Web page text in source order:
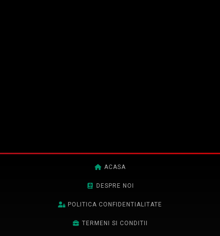
ACASA
DESPRE NOI
POLITICA CONFIDENTIALITATE
TERMENI SI CONDITII